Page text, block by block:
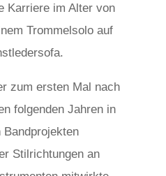
Karriere im Alter von
Trommelsolo auf
zum ersten Mal nach
folgenden Jahren in
Bandprojekten
Stilrichtungen an